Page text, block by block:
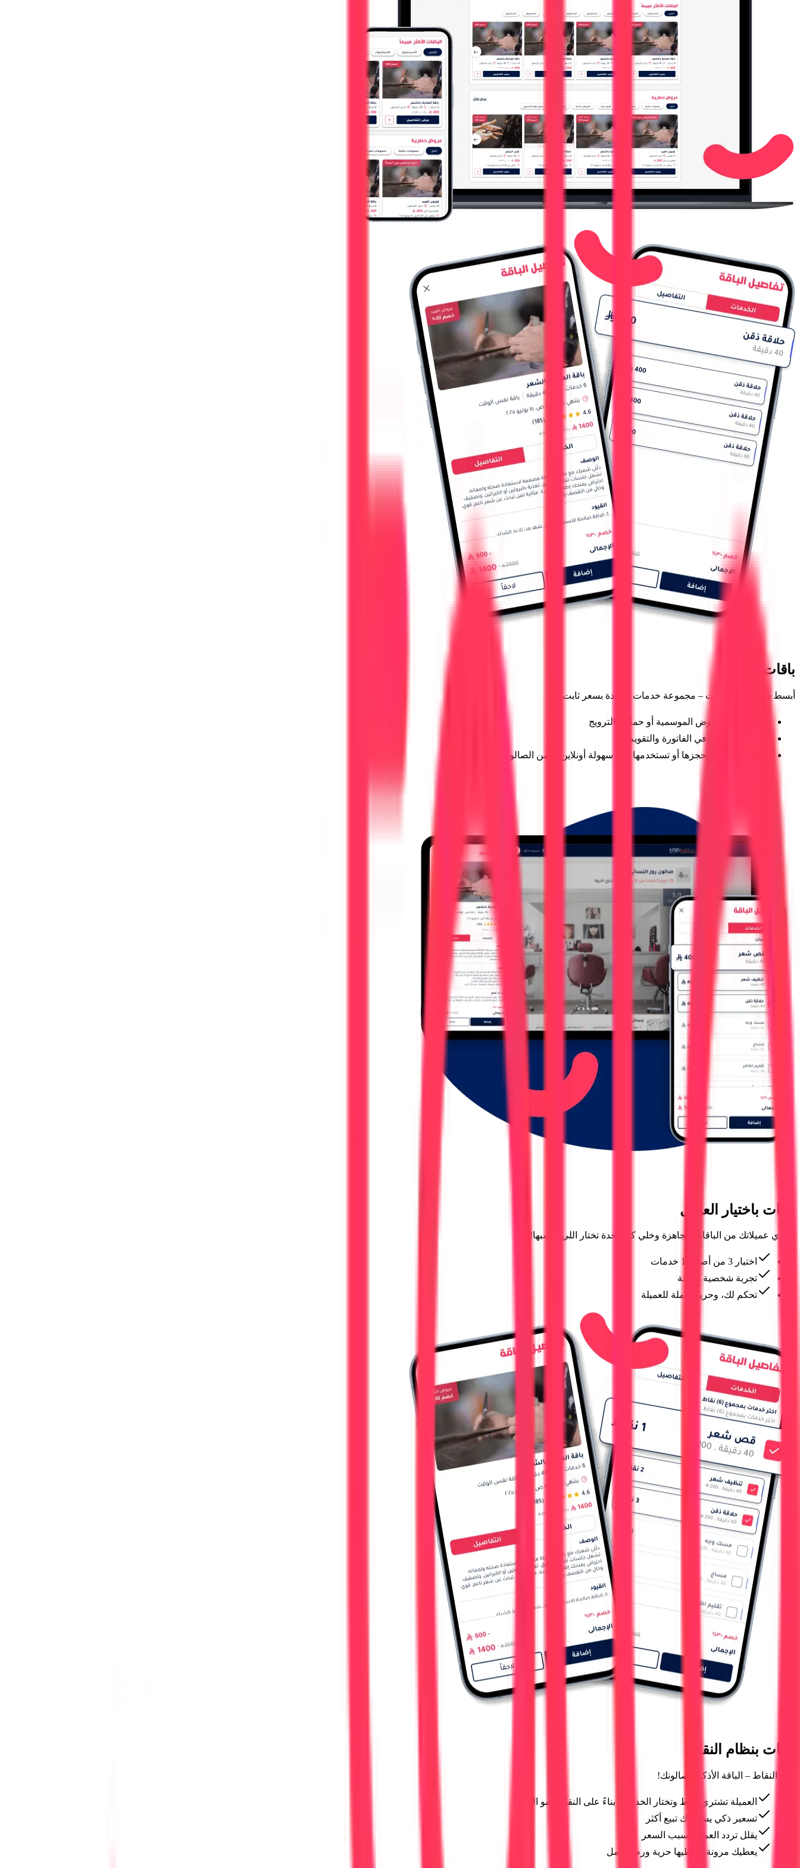
باقات جاهزة
أبسط شكل من الباقات – مجموعة خدمات محددة بسعر ثابت.
مناسبة للعروض الموسمية أو حملات الترويج
تظهر بوضوح في الفاتورة والتقويم
تقدر العميلة تحجزها أو تستخدمها بكل سهولة أونلاين أو من الصالون
باقات باختيار العميل
حرّري عميلاتك من الباقات الجاهزة وخلي كل وحدة تختار اللي يناسبها!
اختيار 3 من أصل 10 خدمات
تجربة شخصية ومرنة
تحكم لك، وحرية كاملة للعميلة
باقات بنظام النقاط
باقة النقاط – الباقة الأذكى لصالونك!
العميلة تشتري نقاط وتختار الخدمات بناءً على النقاط، مو السعر.
تسعير ذكي يساعدك تبيع أكثر
يقلل تردد العميل بسبب السعر
يعطيك مرونة ويعطيها حرية ورضا كامل